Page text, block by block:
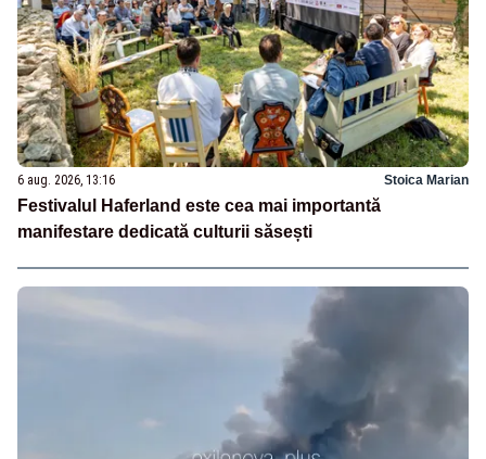
6 aug. 2026, 13:16 Stoica Marian
Festivalul Haferland este cea mai importantă
manifestare dedicată culturii săsești